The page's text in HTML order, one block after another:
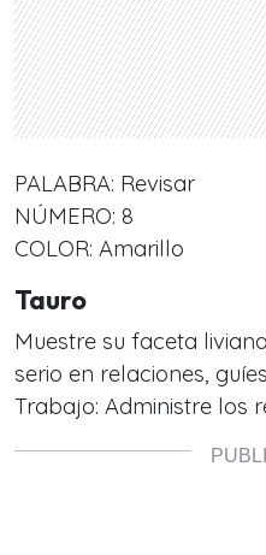
PALABRA: Revisar
NÚMERO: 8
COLOR: Amarillo
Tauro
Muestre su faceta
serio en relaciones,
Trabajo: Administre los